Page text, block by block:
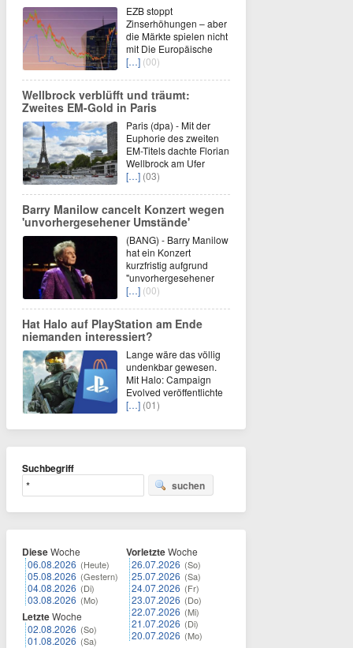
EZB stoppt
Zinserhöhungen – aber
die Märkte spielen nicht
mit Die Europäische
[…] (00)
Wellbrock verblüfft und träumt:
Zweites EM-Gold in Paris
Paris (dpa) - Mit der
Euphorie des zweiten
EM-Titels dachte Florian
Wellbrock am Ufer
[…] (03)
Barry Manilow cancelt Konzert wegen
'unvorhergesehener Umstände'
(BANG) - Barry Manilow
hat ein Konzert
kurzfristig aufgrund
"unvorhergesehener
[…] (00)
Hat Halo auf PlayStation am Ende
niemanden interessiert?
Lange wäre das völlig
undenkbar gewesen.
Mit Halo: Campaign
Evolved veröffentlichte
[…] (01)
Suchbegriff
suchen
DieseWoche
06.08.2026 (Heute)
05.08.2026 (Gestern)
04.08.2026 (Di)
03.08.2026 (Mo)
LetzteWoche
02.08.2026 (So)
01.08.2026 (Sa)
VorletzteWoche
26.07.2026 (So)
25.07.2026 (Sa)
24.07.2026 (Fr)
23.07.2026 (Do)
22.07.2026 (Mi)
21.07.2026 (Di)
20.07.2026 (Mo)